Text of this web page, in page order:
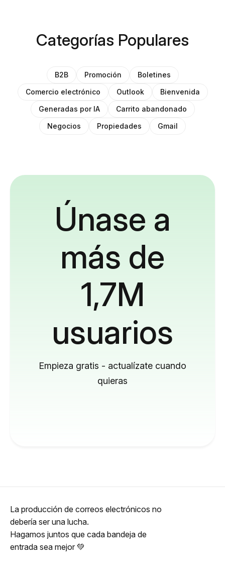
Categorías Populares
B2B Promoción
Boletines
Comercio electrónico
Outlook
Bienvenida
Generadas por IA
Carrito abandonado
Negocios
Propiedades Gmail
Únase a
más de
1,7M
usuarios
Empieza gratis - actualízate cuando
quieras
La producción de correos electrónicos no
debería ser una lucha.
Hagamos juntos que cada bandeja de
entrada sea mejor 💚